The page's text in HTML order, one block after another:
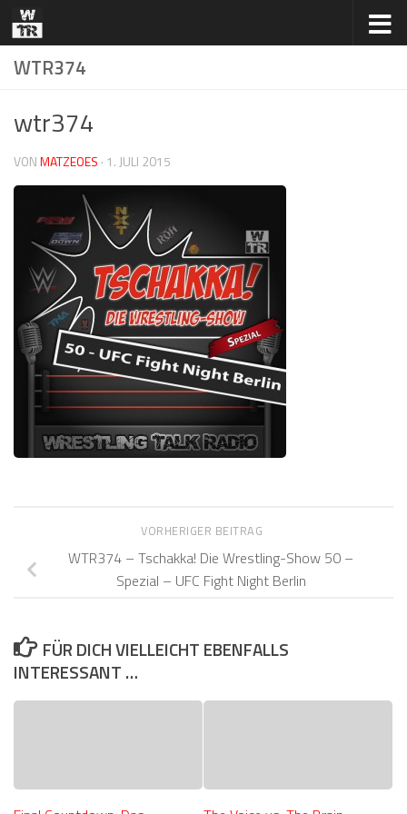
Zum Inhalt springen
WTR374
wtr374
VONMATZEOES · 1. JULI 2015
VORHERIGER BEITRAG
WTR374 – Tschakka! Die Wrestling-Show 50 –
Spezial – UFC Fight Night Berlin
FÜR DICH VIELLEICHT EBENFALLS
INTERESSANT …